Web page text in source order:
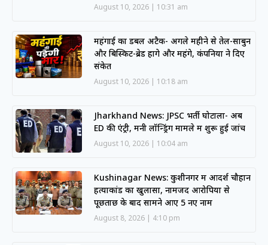
August 10, 2026 10:31 am
महंगाई का डबल अटैक- अगले महीने से तेल-साबुन
और बिस्किट-ब्रेड होंगे और महंगे, कंपनियों ने दिए
संकेत
August 10, 2026 10:18 am
Jharkhand News: JPSC भर्ती घोटाला- अब
ED की एंट्री, मनी लॉन्ड्रिंग मामले में शुरू हुई जांच
August 10, 2026 10:04 am
Kushinagar News: कुशीनगर में आदर्श चौहान
हत्याकांड का खुलासा, नामजद आरोपियों से
पूछताछ के बाद सामने आए 5 नए नाम
August 8, 2026 4:10 pm